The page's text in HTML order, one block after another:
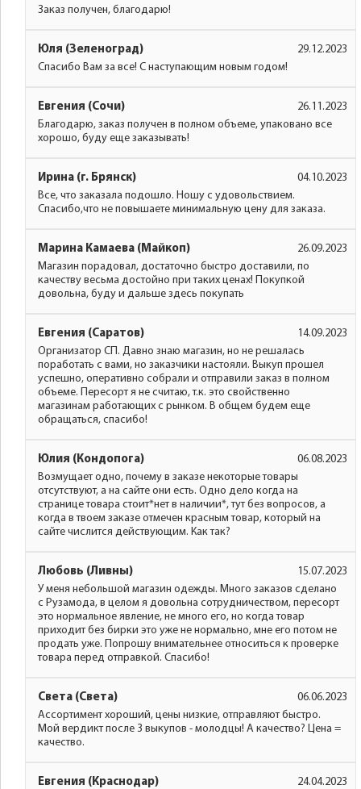
Заказ получен, благодарю!
Юля (Зеленоград)
29.12.2023
Спасибо Вам за все! С наступающим новым годом!
Евгения (Сочи)
26.11.2023
Благодарю, заказ получен в полном объеме, упаковано все
хорошо, буду еще заказывать!
Ирина (г. Брянск)
04.10.2023
Все, что заказала подошло. Ношу с удовольствием.
Спасибо,что не повышаете минимальную цену для заказа.
Марина Камаева (Майкоп)
26.09.2023
Магазин порадовал, достаточно быстро доставили, по
качеству весьма достойно при таких ценах! Покупкой
довольна, буду и дальше здесь покупать
Евгения (Саратов)
14.09.2023
Организатор СП. Давно знаю магазин, но не решалась
поработать с вами, но заказчики настояли. Выкуп прошел
успешно, оперативно собрали и отправили заказ в полном
объеме. Пересорт я не считаю, т.к. это свойственно
магазинам работающих с рынком. В общем будем еще
обращаться, спасибо!
Юлия (Кондопога)
06.08.2023
Возмущает одно, почему в заказе некоторые товары
отсутствуют, а на сайте они есть. Одно дело когда на
странице товара стоит*нет в наличии*, тут без вопросов, а
когда в твоем заказе отмечен красным товар, который на
сайте числится действующим. Как так?
Любовь (Ливны)
15.07.2023
У меня небольшой магазин одежды. Много заказов сделано
с Рузамода, в целом я довольна сотрудничеством, пересорт
это нормальное явление, не много его, но когда товар
приходит без бирки это уже не нормально, мне его потом не
продать уже. Попрошу внимательнее относиться к проверке
товара перед отправкой. Спасибо!
Света (Света)
06.06.2023
Ассортимент хороший, цены низкие, отправляют быстро.
Мой вердикт после 3 выкупов - молодцы! А качество? Цена =
качество.
Евгения (Краснодар)
24.04.2023